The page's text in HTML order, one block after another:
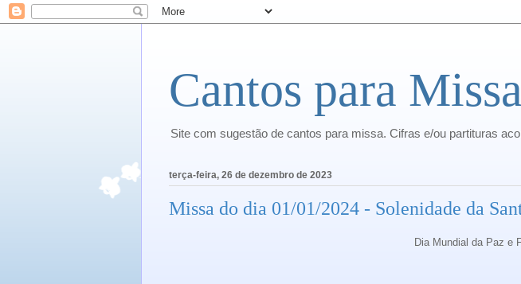
Cantos para Missa
Site com sugestão de cantos para missa. Cifras e/ou partituras
terça-feira, 26 de dezembro de 2023
Missa do dia 01/01/2024 - Solenidade da
Dia Mundial da Paz e